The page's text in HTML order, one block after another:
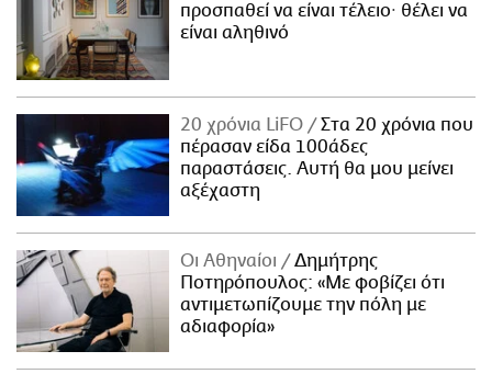
προσπαθεί να είναι τέλειο· θέλει να
είναι αληθινό
20 χρόνια LiFO
Στα 20 χρόνια που
πέρασαν είδα 100άδες
παραστάσεις. Αυτή θα μου μείνει
αξέχαστη
Οι Αθηναίοι
Δημήτρης
Ποτηρόπουλος: «Με φοβίζει ότι
αντιμετωπίζουμε την πόλη με
αδιαφορία»